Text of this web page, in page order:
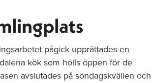
pågick upprättades en
kök som hölls öppen för de
avslutades på söndagskvällen och